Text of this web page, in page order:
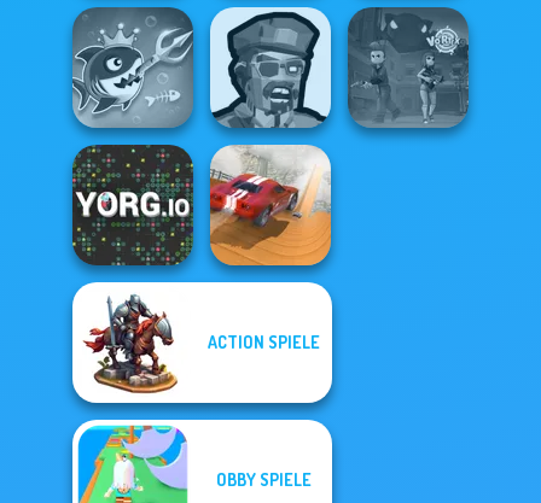
Noob: Zombie
Prison Escape
Bouncing Chick
Geometry Dash:
FreezeNova
Game
Fish Stab Getting
Big
Zombies
Shooter
YORG.io
City Driver:
ACTION SPIELE
OBBY SPIELE